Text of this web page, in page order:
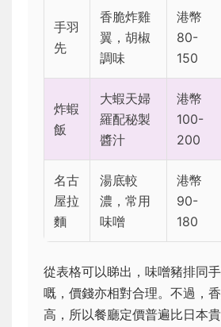
手羽
先
香脆炸雞
翼，胡椒
調味
港幣
80-
150
炸蝦
飯
大蝦天婦
羅配秘製
醬汁
港幣
100-
200
名古
屋拉
麵
湯底較
濃，常用
味噌
港幣
90-
180
從表格可以睇出，味噌豬排同
嘅，價錢亦相對合理。不過，
高，所以餐廳定價普遍比日本